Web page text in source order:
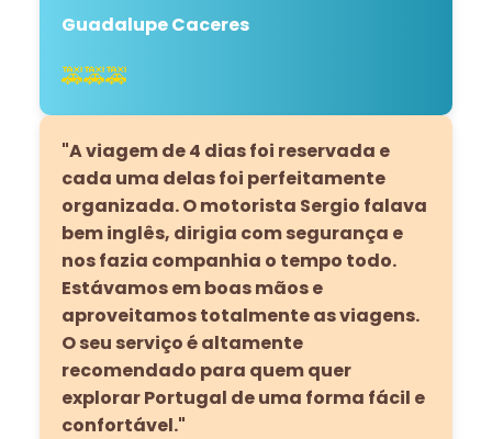
Guadalupe Caceres
🚕🚕🚕
"A viagem de 4 dias foi reservada e
cada uma delas foi perfeitamente
organizada. O motorista Sergio falava
bem inglês, dirigia com segurança e
nos fazia companhia o tempo todo.
Estávamos em boas mãos e
aproveitamos totalmente as viagens.
O seu serviço é altamente
recomendado para quem quer
explorar Portugal de uma forma fácil e
confortável."